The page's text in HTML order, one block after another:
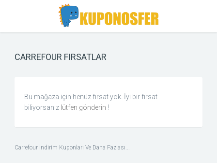
navigation
CARREFOUR FIRSATLAR
Bu mağaza için henüz fırsat yok. İyi bir fırsat
biliyorsanız lütfen gönderin !
Carrefour İndirim Kuponları Ve Daha Fazlası...